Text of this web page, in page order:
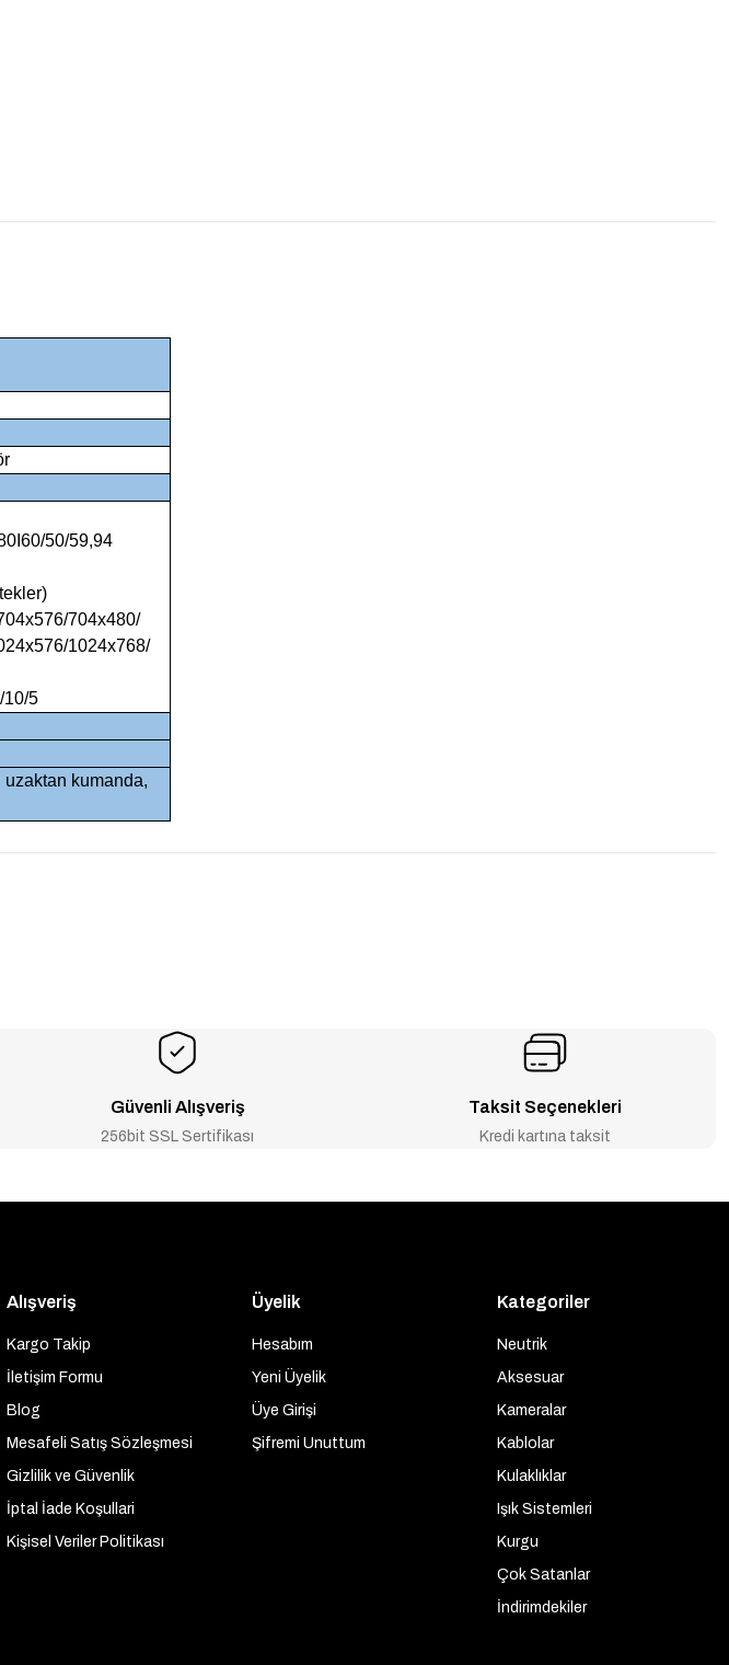
50/59,94
704x480/
1024x768/
10/5
uzaktan kumanda,
Güvenli Alışveriş
256bit SSL Sertifikası
Taksit Seçenekleri
Kredi kartına taksit
Alışveriş
Kargo Takip
İletişim Formu
Blog
Mesafeli Satış Sözleşmesi
Gizlilik ve Güvenlik
İptal İade Koşullari
Kişisel Veriler Politikası
Üyelik
Hesabım
Yeni Üyelik
Üye Girişi
Şifremi Unuttum
Kategoriler
Neutrik
Aksesuar
Kameralar
Kablolar
Kulaklıklar
Işık Sistemleri
Kurgu
Çok Satanlar
İndirimdekiler